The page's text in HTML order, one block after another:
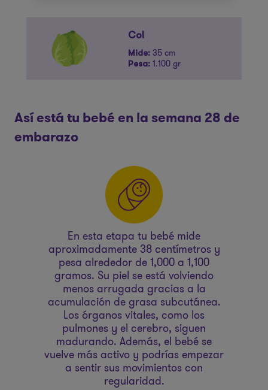
Col
Mide: 35 cm
Pesa: 1.100 gr
Así está tu bebé en la semana 28 de
embarazo
En esta etapa tu bebé mide
aproximadamente 38 centímetros y
pesa alrededor de 1,000 a 1,100
gramos. Su piel se está volviendo
menos arrugada gracias a la
acumulación de grasa subcutánea.
Los órganos vitales, como los
pulmones y el cerebro, siguen
madurando. Además, el bebé se
vuelve más activo y podrías empezar
a sentir sus movimientos con
regularidad.